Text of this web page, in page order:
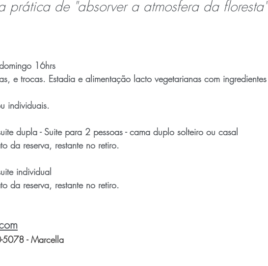
prática de "absorver a atmosfera da floresta"
16hrs
e trocas. Estadia e alimentação lacto vegetarianas com ingredientes
individuais.
dupla - Suite para 2 pessoas - cama duplo solteiro ou casal
da reserva, restante no retiro.
individual
da reserva, restante no retiro.
- Marcella